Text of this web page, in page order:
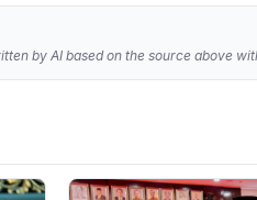
by AI based on the source above